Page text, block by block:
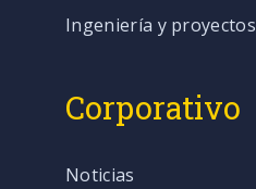
Ingeniería y proyectos
Corporativo
Noticias